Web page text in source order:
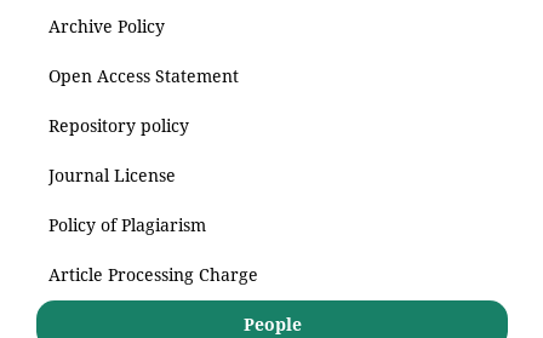
Archive Policy
Open Access Statement
Repository policy
Journal License
Policy of Plagiarism
Article Processing Charge
People